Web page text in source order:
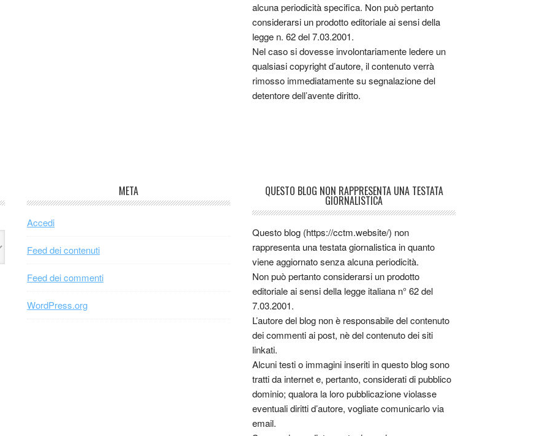
alcuna periodicità specifica. Non può pertanto
considerarsi un prodotto editoriale ai sensi della
legge n. 62 del 7.03.2001.
Nel caso si dovesse involontariamente ledere un
qualsiasi copyright d’autore, il contenuto verrà
rimosso immediatamente su segnalazione del
detentore dell’avente diritto.
META
Accedi
Feed dei contenuti
Feed dei commenti
WordPress.org
QUESTO BLOG NON RAPPRESENTA UNA TESTATA
GIORNALISTICA
Questo blog (https://cctm.website/) non
rappresenta una testata giornalistica in quanto
viene aggiornato senza alcuna periodicità.
Non può pertanto considerarsi un prodotto
editoriale ai sensi della legge italiana n° 62 del
7.03.2001.
L’autore del blog non è responsabile del contenuto
dei commenti ai post, nè del contenuto dei siti
linkati.
Alcuni testi o immagini inseriti in questo blog sono
tratti da internet e, pertanto, considerati di pubblico
dominio; qualora la loro pubblicazione violasse
eventuali diritti d’autore, vogliate comunicarlo via
email.